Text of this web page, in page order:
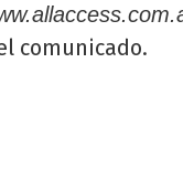
comunicado.